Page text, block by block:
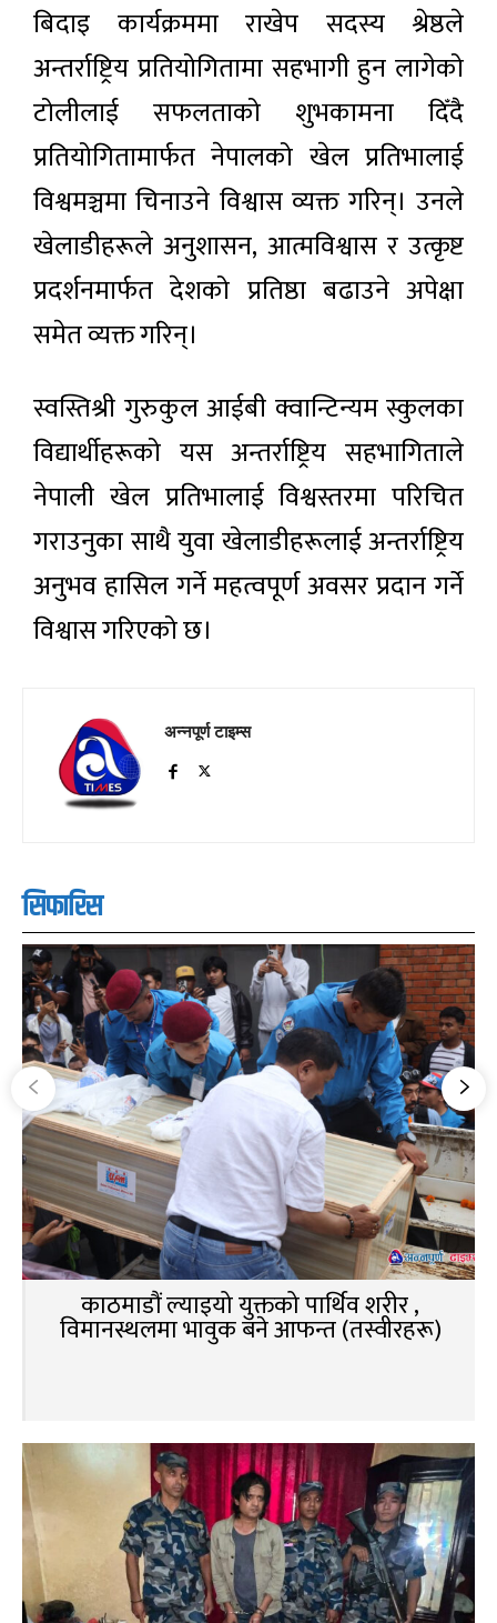
बिदाइ कार्यक्रममा राखेप सदस्य श्रेष्ठले
अन्तर्राष्ट्रिय प्रतियोगितामा सहभागी हुन लागेको
टोलीलाई सफलताको शुभकामना दिँदै
प्रतियोगितामार्फत नेपालको खेल प्रतिभालाई
विश्वमञ्चमा चिनाउने विश्वास व्यक्त गरिन्। उनले
खेलाडीहरूले अनुशासन, आत्मविश्वास र उत्कृष्ट
प्रदर्शनमार्फत देशको प्रतिष्ठा बढाउने अपेक्षा
समेत व्यक्त गरिन्।
स्वस्तिश्री गुरुकुल आईबी क्वान्टिन्यम स्कुलका
विद्यार्थीहरूको यस अन्तर्राष्ट्रिय सहभागिताले
नेपाली खेल प्रतिभालाई विश्वस्तरमा परिचित
गराउनुका साथै युवा खेलाडीहरूलाई अन्तर्राष्ट्रिय
अनुभव हासिल गर्ने महत्वपूर्ण अवसर प्रदान गर्ने
विश्वास गरिएको छ।
अन्नपूर्ण टाइम्स
सिफारिस
काठमाडौं ल्याइयो युक्तको पार्थिव शरीर ,
विमानस्थलमा भावुक बने आफन्त (तस्वीरहरू)